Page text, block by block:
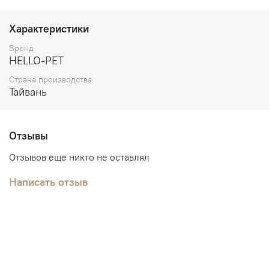
Характеристики
Бренд
HELLO-PET
Страна производства
Тайвань
Отзывы
Отзывов еще никто не оставлял
Написать отзыв